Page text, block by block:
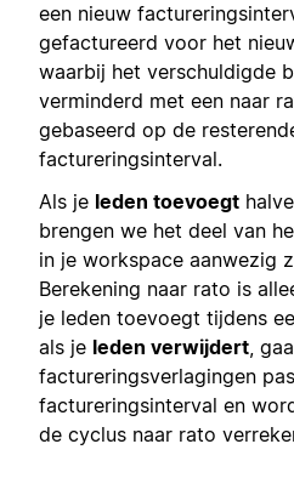
een nieuw
gefactureerd voor het
waarbij het verschuldigde
verminderd met een naar
gebaseerd op de
factureringsinterval.
Als je leden toevoegt
brengen we het deel van
in je workspace aanwezig
Berekening naar rato is
je leden toevoegt tijdens
als je leden verwijdert ,
factureringsverlagingen
factureringsinterval en
de cyclus naar rato